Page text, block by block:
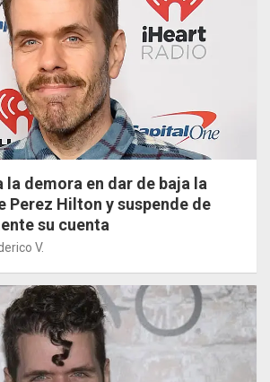
la demora en dar de baja la
Perez Hilton y suspende de
su cuenta
V.